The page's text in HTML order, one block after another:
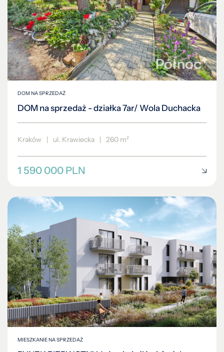
DOM NA SPRZEDAŻ
DOM na sprzedaż - działka 7ar/ Wola Duchacka
Kraków | ul. Krawiecka | 260 m²
1 590 000 PLN
MIESZKANIE NA SPRZEDAŻ